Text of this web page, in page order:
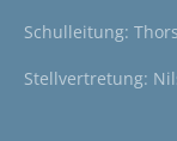
Schulleitung:
Stellvertretung: